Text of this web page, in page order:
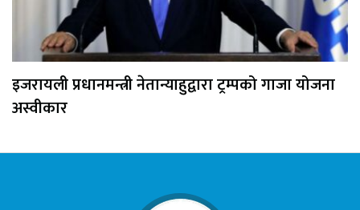
इजरायली प्रधानमन्त्री नेतान्याहुद्वारा ट्रम्पको गाजा योजना
अस्वीकार